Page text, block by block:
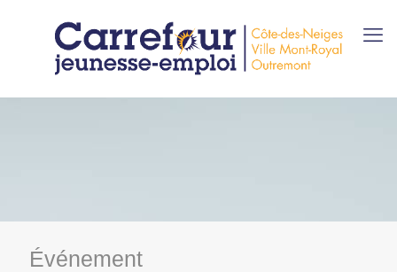
Événement